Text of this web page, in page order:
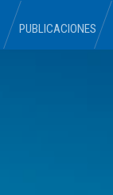
PUBLICACIONES